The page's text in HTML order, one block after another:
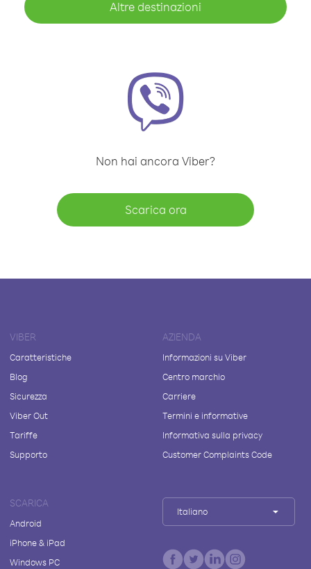
Altre destinazioni
Non hai ancora Viber?
Scarica ora
VIBER
Caratteristiche
Blog
Sicurezza
Viber Out
Tariffe
Supporto
AZIENDA
Informazioni su Viber
Centro marchio
Carriere
Termini e informative
Informativa sulla privacy
Customer Complaints Code
SCARICA
Android
iPhone & iPad
Windows PC
Italiano